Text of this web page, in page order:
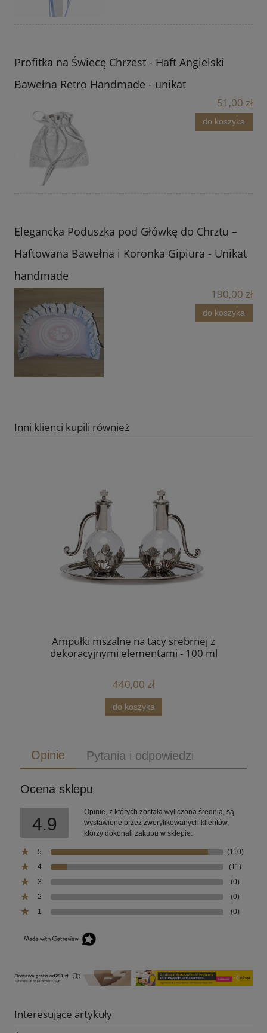
Profitka na Świecę Chrzest - Haft Angielski
Bawełna Retro Handmade - unikat
51,00 zł
do koszyka
Elegancka Poduszka pod Główkę do Chrztu –
Haftowana Bawełna i Koronka Gipiura - Unikat
handmade
190,00 zł
do koszyka
Inni klienci kupili również
Ampułki mszalne na tacy srebrnej z
dekoracyjnymi elementami - 100 ml
440,00 zł
do koszyka
Opinie Pytania i odpowiedzi
Ocena sklepu
4.9
Opinie, z których została wyliczona średnia, są
wystawione przez zweryfikowanych klientów,
którzy dokonali zakupu w sklepie.
5
(110)
4
(11)
3
(0)
2
(0)
1
(0)
Interesujące artykuły